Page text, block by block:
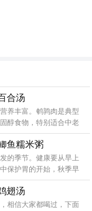
合汤
养丰富。鹌鹑肉是典型
醇食物，特别适合中老
鱼糯米粥
的季节。健康要从早上
保护胃的开始，秋季早
翅汤
相信大家都喝过，下面